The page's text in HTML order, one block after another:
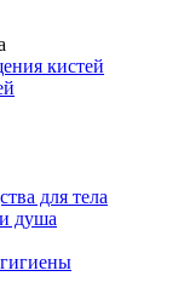
кистей
для тела
душа